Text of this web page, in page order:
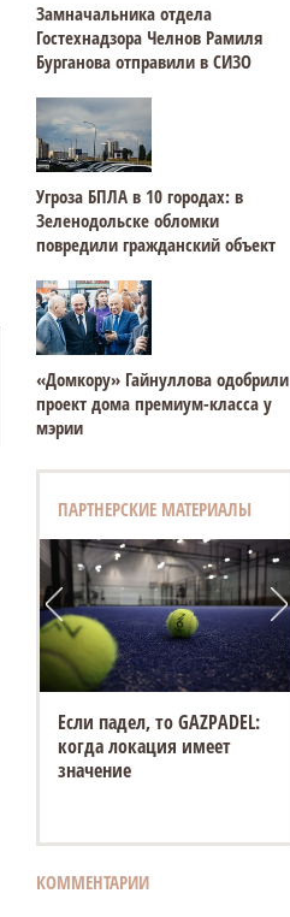
Замначальника отдела
Гостехнадзора Челнов Рамиля
Бурганова отправили в СИЗО
Угроза БПЛА в 10 городах: в
Зеленодольске обломки
повредили гражданский объект
«Домкору» Гайнуллова одобрили
проект дома премиум-класса у
мэрии
ПАРТНЕРСКИЕ МАТЕРИАЛЫ
Если падел, то GAZPADEL:
когда локация имеет
значение
КОММЕНТАРИИ